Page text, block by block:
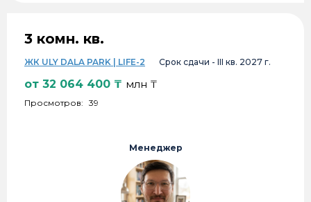
3 комн. кв.
ЖК ULY DALA PARK | LIFE-2 Срок сдачи - III кв. 2027 г.
от 32 064 400 ₸ млн ₸
Просмотров: 39
Менеджер